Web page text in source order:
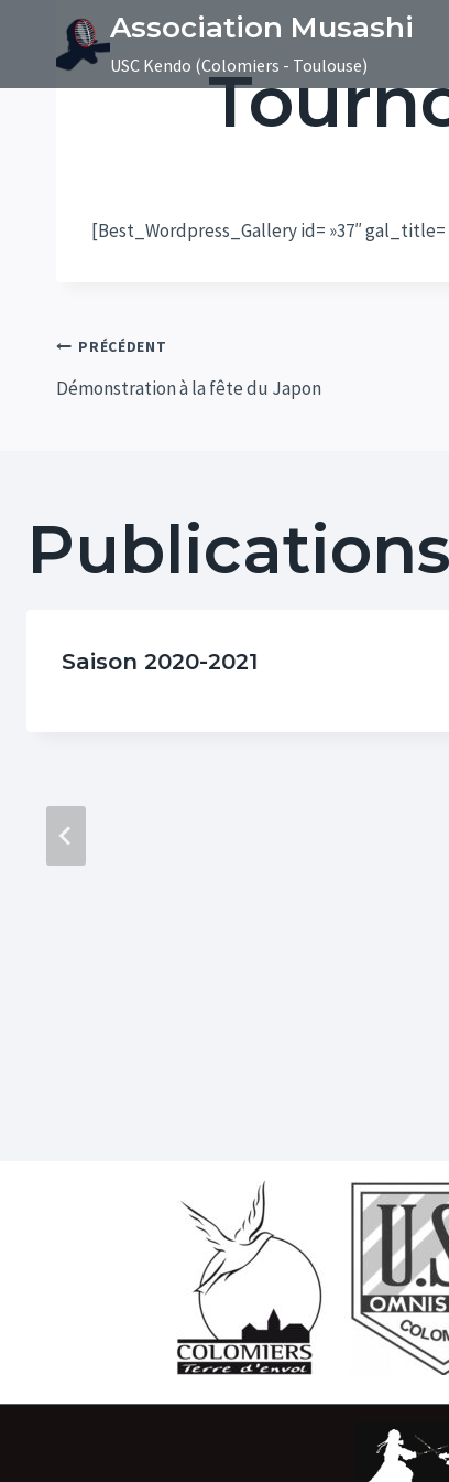
Association Musashi
USC Kendo (Colomiers - Toulouse)
[Best_Wordpress_Gallery id= »37″ gal_title=
Navigation
PRÉCÉDENT
Démonstration à la fête du Japon
Saison 2020-2021